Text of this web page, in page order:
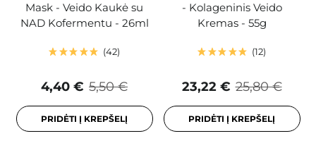
Mask - Veido Kaukė su
NAD Kofermentu - 26ml
42
5,50 €
4,40 €
PRIDĖTI Į KREPŠELĮ
- Kolageninis Veido
Kremas - 55g
12
25,80 €
23,22 €
PRIDĖTI Į KREPŠELĮ